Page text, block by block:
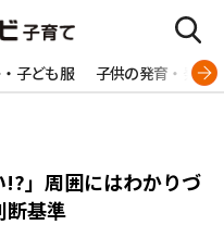
子ども服 子供の発育・発達
!?」周囲にはわかりづ
断基準